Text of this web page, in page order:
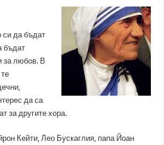
си да бъдат
бъдат
за любов. В
да са
за другите хора.
Кейти, Лео Бускаглия, папа Йоан